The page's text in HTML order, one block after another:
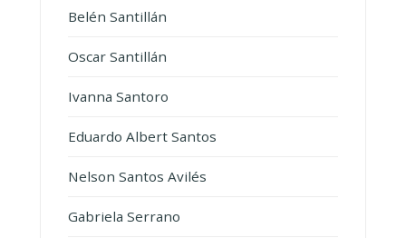
Belén Santillán
Oscar Santillán
Ivanna Santoro
Eduardo Albert Santos
Nelson Santos Avilés
Gabriela Serrano